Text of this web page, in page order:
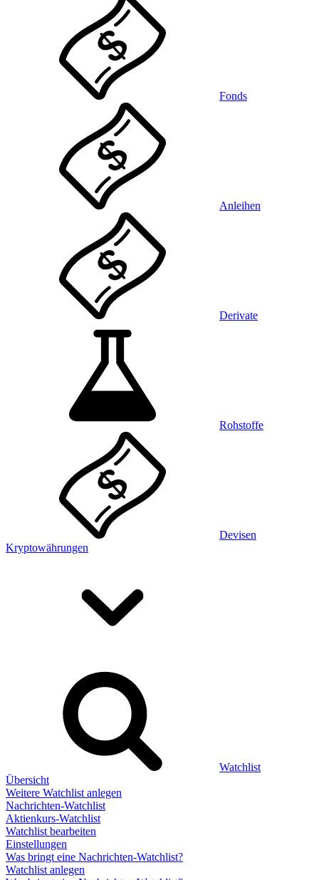
Fonds
Anleihen
Derivate
Rohstoffe
Devisen
Kryptowährungen
Watchlist
Übersicht
Weitere Watchlist anlegen
Nachrichten-Watchlist
Aktienkurs-Watchlist
Watchlist bearbeiten
Einstellungen
Was bringt eine Nachrichten-Watchlist?
Watchlist anlegen